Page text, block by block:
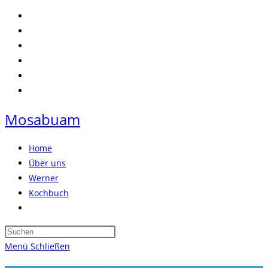
Zum
Inhalt
springen
Mosabuam
Home
Über uns
Werner
Kochbuch
umschalten
Press
Menü Schließen